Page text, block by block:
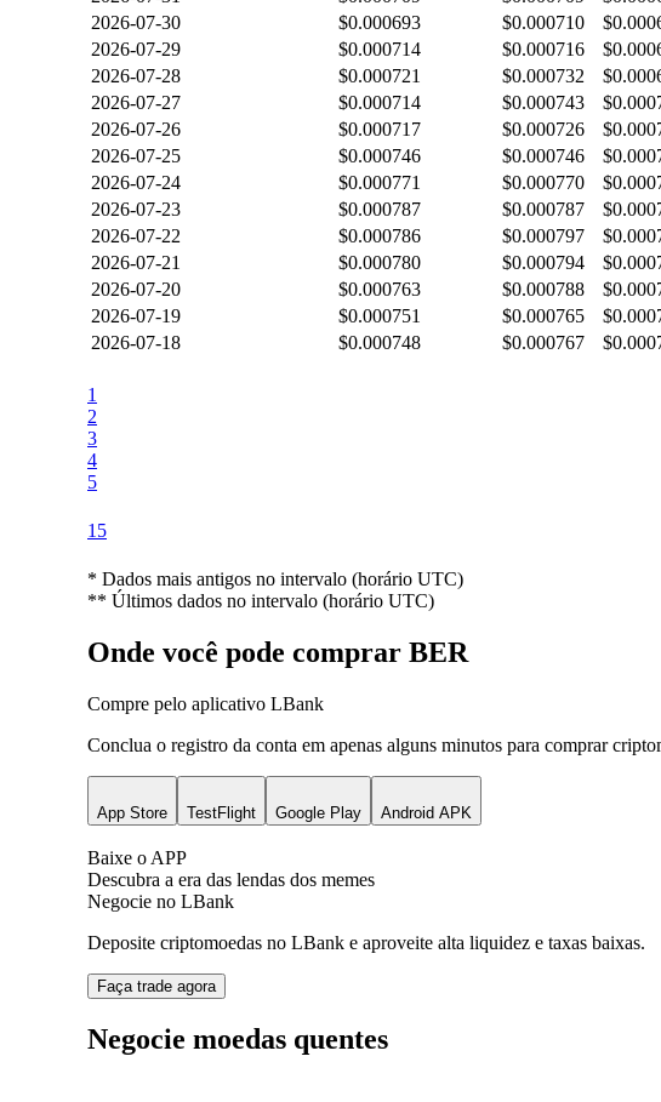
2026-07-30
$0.000693 $0.000710
2026-07-29
$0.000714 $0.000716
2026-07-28
$0.000721 $0.000732
2026-07-27
$0.000714 $0.000743
2026-07-26
$0.000717 $0.000726
2026-07-25
$0.000746 $0.000746
2026-07-24
$0.000771 $0.000770
2026-07-23
$0.000787 $0.000787
2026-07-22
$0.000786 $0.000797
2026-07-21
$0.000780 $0.000794
2026-07-20
$0.000763 $0.000788
2026-07-19
$0.000751 $0.000765
2026-07-18
$0.000748 $0.000767
1
2
3
4
5
15
* Dados mais antigos no intervalo (horário UTC)
** Últimos dados no intervalo (horário UTC)
Onde você pode comprar BER
Compre pelo aplicativo LBank
Conclua o registro da conta em apenas alguns minutos para comprar
App Store TestFlight Google Play Android APK
Baixe o APP
Descubra a era das lendas dos memes
Negocie no LBank
Deposite criptomoedas no LBank e aproveite alta liquidez e taxas baixas.
Faça trade agora
Negocie moedas quentes